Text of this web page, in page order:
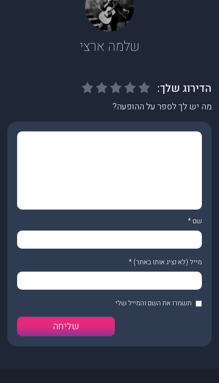
שלמה ארצי
מה יש לך לספר על ההופעה?
שם*
מייל (לא נציג אותו באתר)*
תשמרו את השם והמייל שלי